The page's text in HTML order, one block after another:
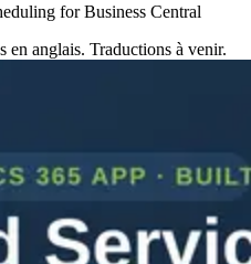
for Business Central
en anglais. Traductions à venir.